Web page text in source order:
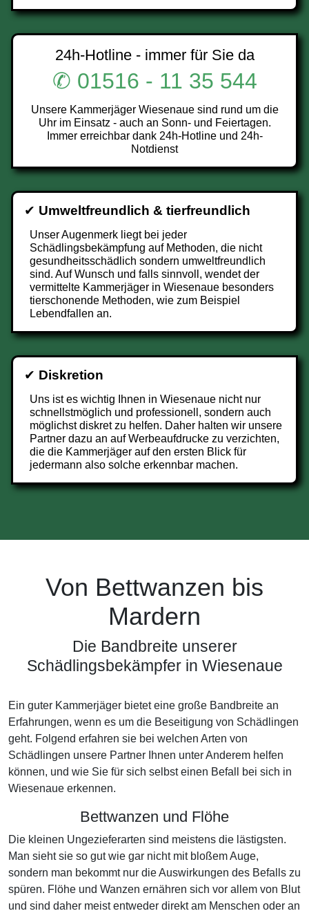
24h-Hotline - immer für Sie da
✆ 01516 - 11 35 544
Unsere Kammerjäger Wiesenaue sind rund um die
Uhr im Einsatz - auch an Sonn- und Feiertagen.
Immer erreichbar dank 24h-Hotline und 24h-
Notdienst
✔ Umweltfreundlich & tierfreundlich
Unser Augenmerk liegt bei jeder
Schädlingsbekämpfung auf Methoden, die nicht
gesundheitsschädlich sondern umweltfreundlich
sind. Auf Wunsch und falls sinnvoll, wendet der
vermittelte Kammerjäger in Wiesenaue besonders
tierschonende Methoden, wie zum Beispiel
Lebendfallen an.
✔ Diskretion
Uns ist es wichtig Ihnen in Wiesenaue nicht nur
schnellstmöglich und professionell, sondern auch
möglichst diskret zu helfen. Daher halten wir unsere
Partner dazu an auf Werbeaufdrucke zu verzichten,
die die Kammerjäger auf den ersten Blick für
jedermann also solche erkennbar machen.
Von Bettwanzen bis
Mardern
Die Bandbreite unserer
Schädlingsbekämpfer in Wiesenaue
Ein guter Kammerjäger bietet eine große Bandbreite an
Erfahrungen, wenn es um die Beseitigung von Schädlingen
geht. Folgend erfahren sie bei welchen Arten von
Schädlingen unsere Partner Ihnen unter Anderem helfen
können, und wie Sie für sich selbst einen Befall bei sich in
Wiesenaue erkennen.
Bettwanzen und Flöhe
Die kleinen Ungezieferarten sind meistens die lästigsten.
Man sieht sie so gut wie gar nicht mit bloßem Auge,
sondern man bekommt nur die Auswirkungen des Befalls zu
spüren. Flöhe und Wanzen ernähren sich vor allem von Blut
und sind daher meist entweder direkt am Menschen oder an